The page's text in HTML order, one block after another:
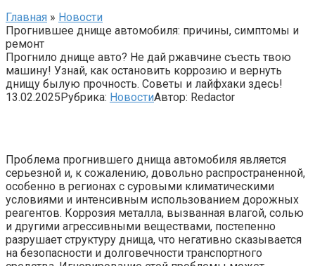
Главная » Новости
Прогнившее днище автомобиля: причины, симптомы и
ремонт
Прогнило днище авто? Не дай ржавчине съесть твою
машину! Узнай, как остановить коррозию и вернуть
днищу былую прочность. Советы и лайфхаки здесь!
13.02.2025Рубрика: НовостиАвтор: Redactor
Проблема прогнившего днища автомобиля является
серьезной и, к сожалению, довольно распространенной,
особенно в регионах с суровыми климатическими
условиями и интенсивным использованием дорожных
реагентов. Коррозия металла, вызванная влагой, солью
и другими агрессивными веществами, постепенно
разрушает структуру днища, что негативно сказывается
на безопасности и долговечности транспортного